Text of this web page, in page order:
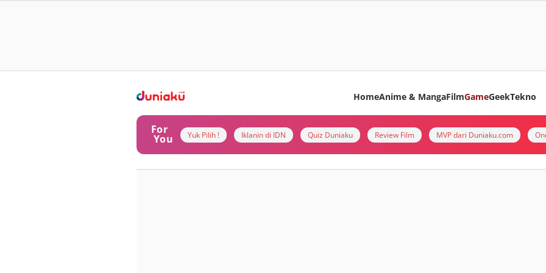
HomeAnime & MangaFilmGameGeekTekno
For
You Yuk Pilih ! Iklanin di IDN Quiz Duniaku Review Film MVP dari Duniaku.com